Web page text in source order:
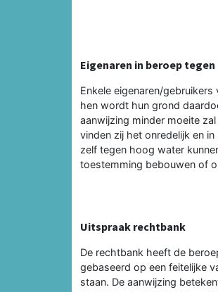
Eigenaren in beroep
Enkele eigenaren/
hen wordt hun grond
aanwijzing minder moeite
vinden zij het onredelijk en
zelf tegen hoog water
toestemming bebouwen of
Uitspraak rechtbank
De rechtbank heeft de
gebaseerd op een feitelijke
staan. De aanwijzing